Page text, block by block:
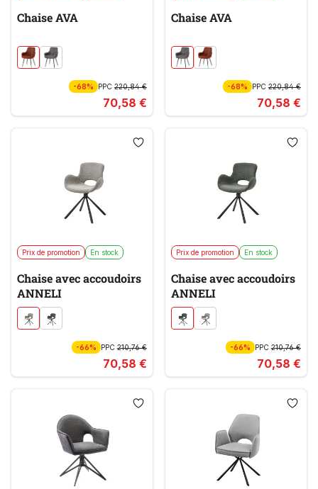
Chaise AVA
-68% PPC 220,84 €
70,58 €
Chaise AVA
-68% PPC220,84 €
70,58 €
Prix de promotion En stock
Chaise avec accoudoirs
ANNELI
-66% PPC 210,76 €
70,58 €
Prix de promotion En stock
Chaise avec accoudoirs
ANNELI
-66% PPC210,76 €
70,58 €